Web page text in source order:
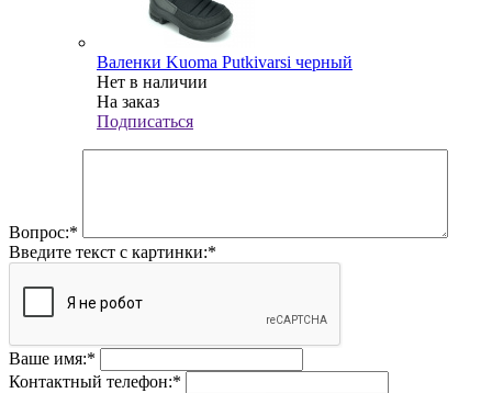
Валенки Kuoma Putkivarsi черный
Нет в наличии
На заказ
Подписаться
Вопрос:*
Введите текст с картинки:*
Ваше имя:*
Контактный телефон:*